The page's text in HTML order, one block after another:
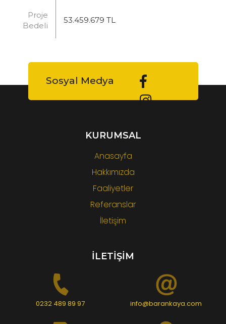
Proje
Bedeli
53.459.679 TL
Sosyal Medya
KURUMSAL
Anasayfa
Hakkımızda
Faaliyetler
Referanslar
İletişim
İLETİŞİM
0232 489 89 97 info@barankaya.com